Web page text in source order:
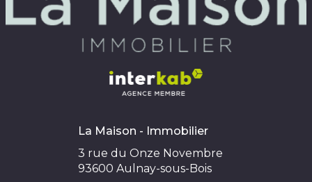
La Maison - Immobilier
3 rue du Onze Novembre
93600 Aulnay-sous-Bois